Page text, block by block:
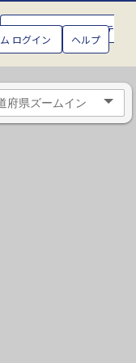
GeoLOD地名管理システ
ム ログイン ヘルプ